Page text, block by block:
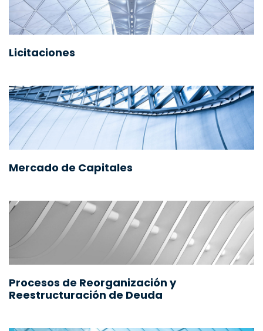
Licitaciones
Mercado de Capitales
Procesos de Reorganización y
Reestructuración de Deuda